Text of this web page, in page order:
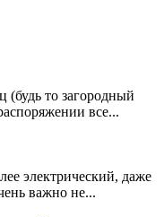
(будь то загородный
все...
электрический, даже
важно не...